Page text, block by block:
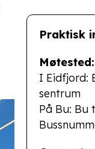
Praktisk
Møtested:
I Eidfjord:
sentrum
På Bu: Bu